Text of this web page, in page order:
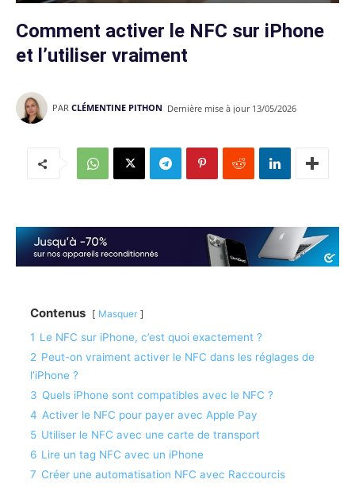
Comment activer le NFC sur iPhone
et l’utiliser vraiment
PAR CLÉMENTINE PITHON Dernière mise à jour 13/05/2026
Contenus Masquer
1 Le NFC sur iPhone, c’est quoi exactement ?
2 Peut-on vraiment activer le NFC dans les réglages de
l’iPhone ?
3 Quels iPhone sont compatibles avec le NFC ?
4 Activer le NFC pour payer avec Apple Pay
5 Utiliser le NFC avec une carte de transport
6 Lire un tag NFC avec un iPhone
7 Créer une automatisation NFC avec Raccourcis